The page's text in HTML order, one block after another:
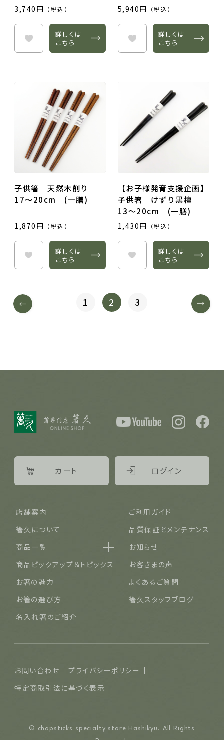
3,740円 （税込）
詳しくは
こちら
5,940円 （税込）
詳しくは
こちら
子供箸 天然木削り
17～20cm (一膳)
1,870円 （税込）
詳しくは
こちら
【お子様発育支援企画】
子供箸 けずり黒檀
13～20cm (一膳)
1,430円 （税込）
詳しくは
こちら
1 2 3
店舗案内
ご利用ガイド
箸久について
品質保証とメンテナンス
商品一覧
名入れ可能なお箸
結婚祝い・結婚記念日
長寿祝い・賀寿（還暦・古希・米寿など）
ご夫婦・ご両親へ（夫婦箸）
退職祝い
普段使い・自宅用
お知らせ
商品ピックアップ＆トピックス
お客さまの声
お箸の魅力
よくあるご質問
お箸の選び方
箸久スタッフブログ
名入れ箸のご紹介
カート ログイン
お問い合わせ
プライバシーポリシー
特定商取引法に基づく表示
© chopsticks specialty store Hashikyu. All Rights